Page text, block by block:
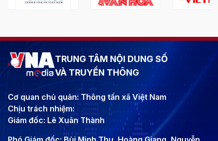
TRUNG TÂM NỘI DUNG SỐ
VÀ TRUYỀN THÔNG
Cơ quan chủ quản: Thông tấn xã Việt Nam
Chịu trách nhiệm:
Giám đốc: Lê Xuân Thành